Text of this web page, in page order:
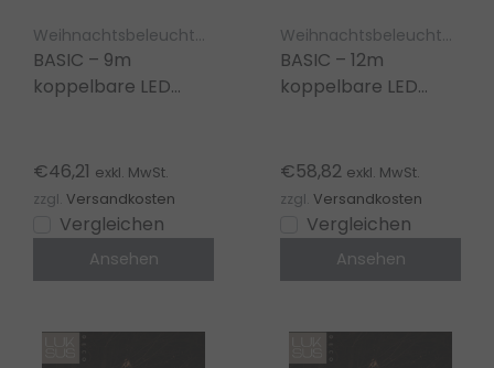
Weihnachtsbeleuchtung Luksus
BASIC – 9m
koppelbare LED
warmweiß, 480 LEDs
€46,21 exkl. MwSt.
zzgl. Versandkosten
Vergleichen
Ansehen
Weihnachtsbeleuchtung Luksus – koppelbar
BASIC – 12m
koppelbare LED
extra warmweiß,
640 LEDs
€58,82 exkl. MwSt.
zzgl. Versandkosten
Vergleichen
Ansehen